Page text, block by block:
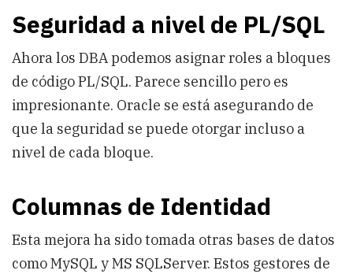
Seguridad a nivel de PL/SQL
Ahora los DBA podemos asignar roles a bloques
de código PL/SQL. Parece sencillo pero es
impresionante. Oracle se está asegurando de
que la seguridad se puede otorgar incluso a
nivel de cada bloque.
Columnas de Identidad
Esta mejora ha sido tomada otras bases de datos
como MySQL y MS SQLServer. Estos gestores de